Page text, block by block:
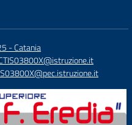
- Catania